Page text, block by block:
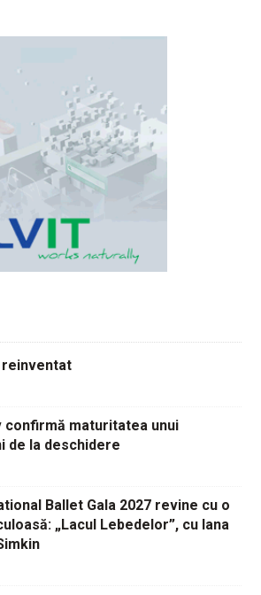
reinventat
confirmă maturitatea unui
de la deschidere
Ballet Gala 2027 revine cu o
„Lacul Lebedelor”, cu Iana